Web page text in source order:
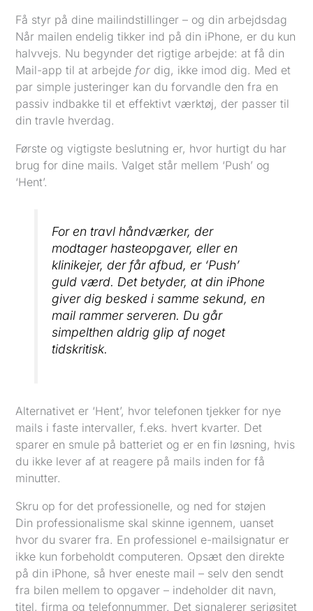
Få styr på dine mailindstillinger – og din arbejdsdag
Når mailen endelig tikker ind på din iPhone, er du kun
halvvejs. Nu begynder det rigtige arbejde: at få din
Mail-app til at arbejde for dig, ikke imod dig. Med et
par simple justeringer kan du forvandle den fra en
passiv indbakke til et effektivt værktøj, der passer til
din travle hverdag.
Første og vigtigste beslutning er, hvor hurtigt du har
brug for dine mails. Valget står mellem ‘Push’ og
‘Hent’.
For en travl håndværker, der
modtager hasteopgaver, eller en
klinikejer, der får afbud, er ‘Push’
guld værd. Det betyder, at din iPhone
giver dig besked i samme sekund, en
mail rammer serveren. Du går
simpelthen aldrig glip af noget
tidskritisk.
Alternativet er ‘Hent’, hvor telefonen tjekker for nye
mails i faste intervaller, f.eks. hvert kvarter. Det
sparer en smule på batteriet og er en fin løsning, hvis
du ikke lever af at reagere på mails inden for få
minutter.
Skru op for det professionelle, og ned for støjen
Din professionalisme skal skinne igennem, uanset
hvor du svarer fra. En professionel e-mailsignatur er
ikke kun forbeholdt computeren. Opsæt den direkte
på din iPhone, så hver eneste mail – selv den sendt
fra bilen mellem to opgaver – indeholder dit navn,
titel, firma og telefonnummer. Det signalerer seriøsitet